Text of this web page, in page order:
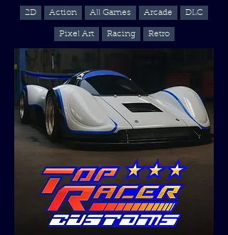
2D Action All Games Arcade DLC
Pixel Art Racing Retro